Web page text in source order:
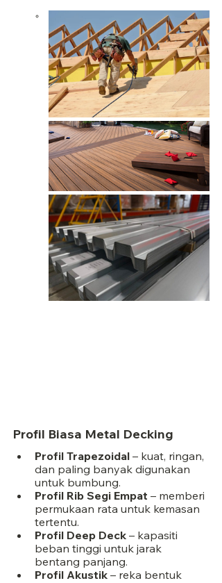
Profil Biasa Metal Decking
Profil Trapezoidal – kuat, ringan,
dan paling banyak digunakan
untuk bumbung.
Profil Rib Segi Empat – memberi
permukaan rata untuk kemasan
tertentu.
Profil Deep Deck – kapasiti
beban tinggi untuk jarak
bentang panjang.
Profil Akustik – reka bentuk